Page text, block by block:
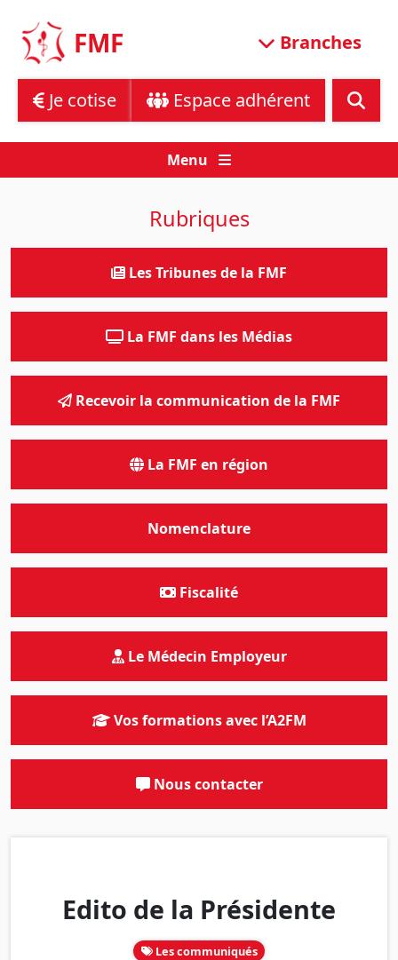
content
FMF Branches
Je cotise Espace adhérent
Menu
Edito de la Présidente
Les communiqués
Rubriques
Les Tribunes de la FMF
La FMF dans les Médias
Recevoir la communication de la FMF
La FMF en région
Nomenclature
Fiscalité
Le Médecin Employeur
Vos formations avec l’A2FM
Nous contacter